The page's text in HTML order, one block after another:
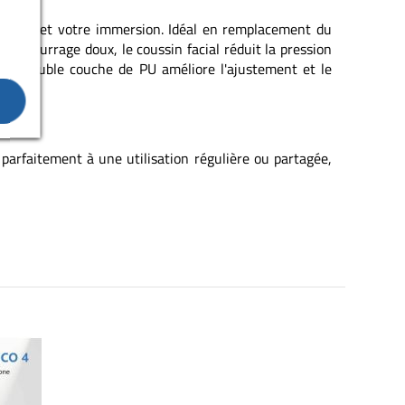
et votre immersion. Idéal en remplacement du
doux, le coussin facial réduit la pression
double couche de PU améliore l'ajustement et le
à une utilisation régulière ou partagée,